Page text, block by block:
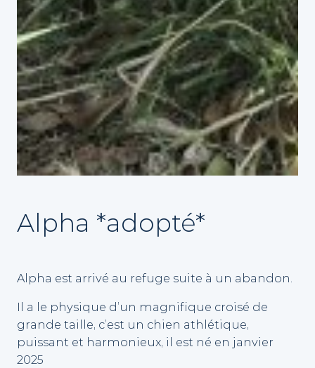
Alpha *adopté*
Alpha est arrivé au refuge suite à un abandon.
Il a le physique d’un magnifique croisé de
grande taille, c’est un chien athlétique,
puissant et harmonieux, il est né en janvier
2025